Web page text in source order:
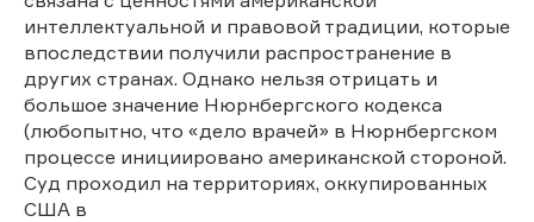
интеллектуальной и правовой традиции, которые
впоследствии получили распространение в
других странах. Однако нельзя отрицать и
большое значение Нюрнбергского кодекса
(любопытно, что «дело врачей» в Нюрнбергском
процессе инициировано американской стороной.
Суд проходил на территориях, оккупированных
США в